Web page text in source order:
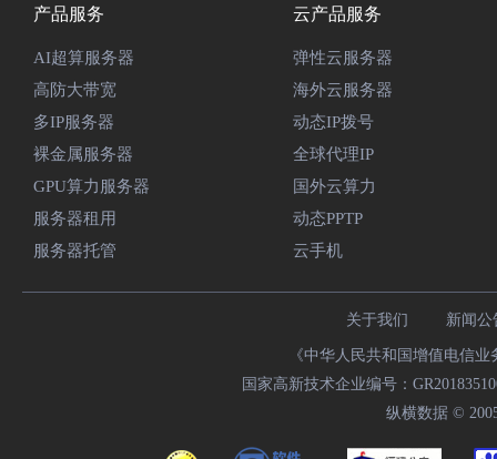
产品服务
AI超算服务器
高防大带宽
多IP服务器
裸金属服务器
GPU算力服务器
服务器租用
服务器托管
云产品服务
弹性云服务器
海外云服务器
动态IP拨号
全球代理IP
国外云算力
动态PPTP
云手机
关于我们 新闻公
《中华人民共和国增值电信
国家高新技术企业编号：
纵横数据 ©